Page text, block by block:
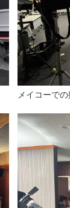
メイコーで